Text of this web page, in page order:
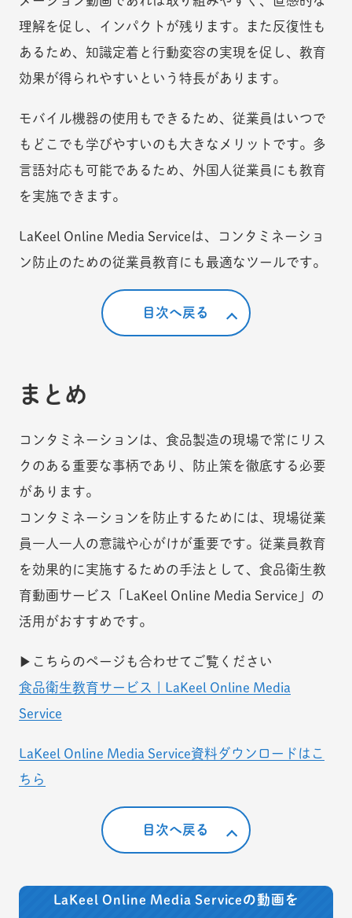
理解を促し、インパクトが残ります。また反復性も
あるため、知識定着と行動変容の実現を促し、教育
効果が得られやすいという特長があります。
モバイル機器の使用もできるため、従業員はいつで
もどこでも学びやすいのも大きなメリットです。多
言語対応も可能であるため、外国人従業員にも教育
を実施できます。
LaKeel Online Media Serviceは、コンタミネーショ
ン防止のための従業員教育にも最適なツールです。
目次へ戻る
まとめ
コンタミネーションは、食品製造の現場で常にリス
クのある重要な事柄であり、防止策を徹底する必要
があります。
コンタミネーションを防止するためには、現場従業
員一人一人の意識や心がけが重要です。従業員教育
を効果的に実施するための手法として、食品衛生教
育動画サービス「LaKeel Online Media Service」の
活用がおすすめです。
▶こちらのページも合わせてご覧ください
食品衛生教育サービス | LaKeel Online Media
Service
LaKeel Online Media Service資料ダウンロードはこ
ちら
目次へ戻る
LaKeel Online Media Serviceの動画を